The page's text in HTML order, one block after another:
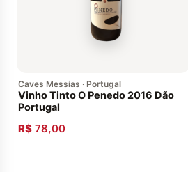
Caves Messias · Portugal
Vinho Tinto O Penedo 2016 Dão
Portugal
R$ 78,00